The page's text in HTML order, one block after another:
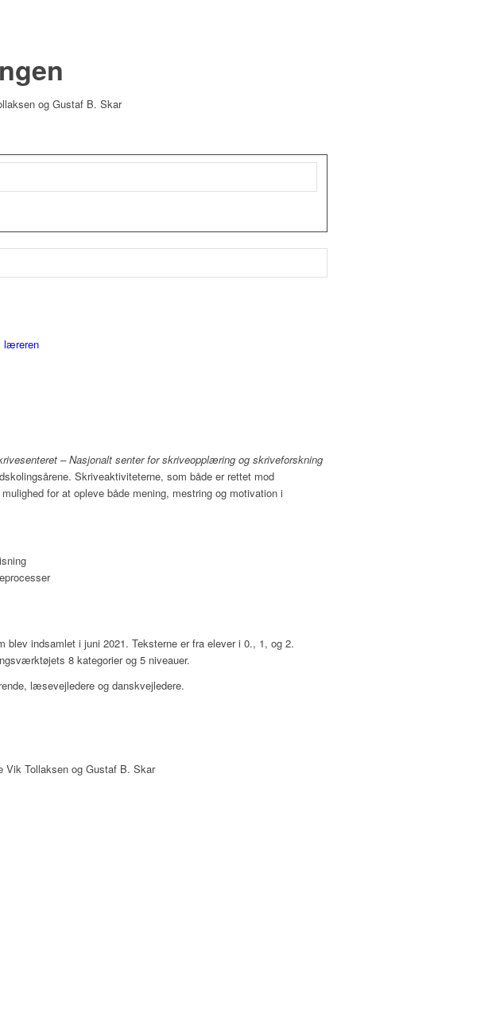
og Gustaf B. Skar
læreren
– Nasjonalt senter for skriveopplæring og skriveforskning
Skriveaktiviteterne, som både er rettet mod
for at opleve både mening, mestring og motivation i
indsamlet i juni 2021. Teksterne er fra elever i 0., 1, og 2.
8 kategorier og 5 niveauer.
læsevejledere og danskvejledere.
Vik Tollaksen og Gustaf B. Skar